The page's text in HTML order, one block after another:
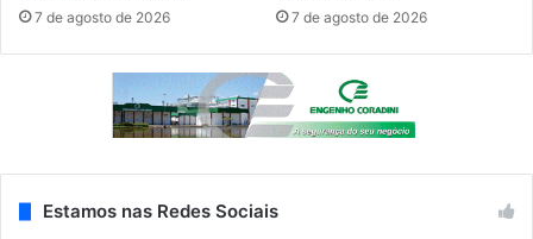
7 de agosto de 2026 7 de agosto de 2026
Estamos nas Redes Sociais